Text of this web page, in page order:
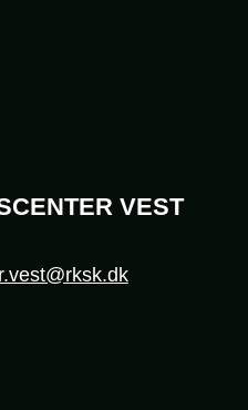
VEST